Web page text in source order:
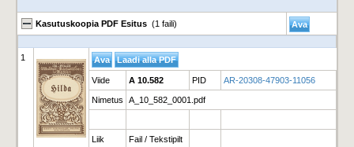
Kasutuskoopia PDF Esitus (1 faili)
1
Viide A 10.582 PID AR-20308-47903-11056
Nimetus A_10_582_0001.pdf
Liik Fail / Tekstipilt